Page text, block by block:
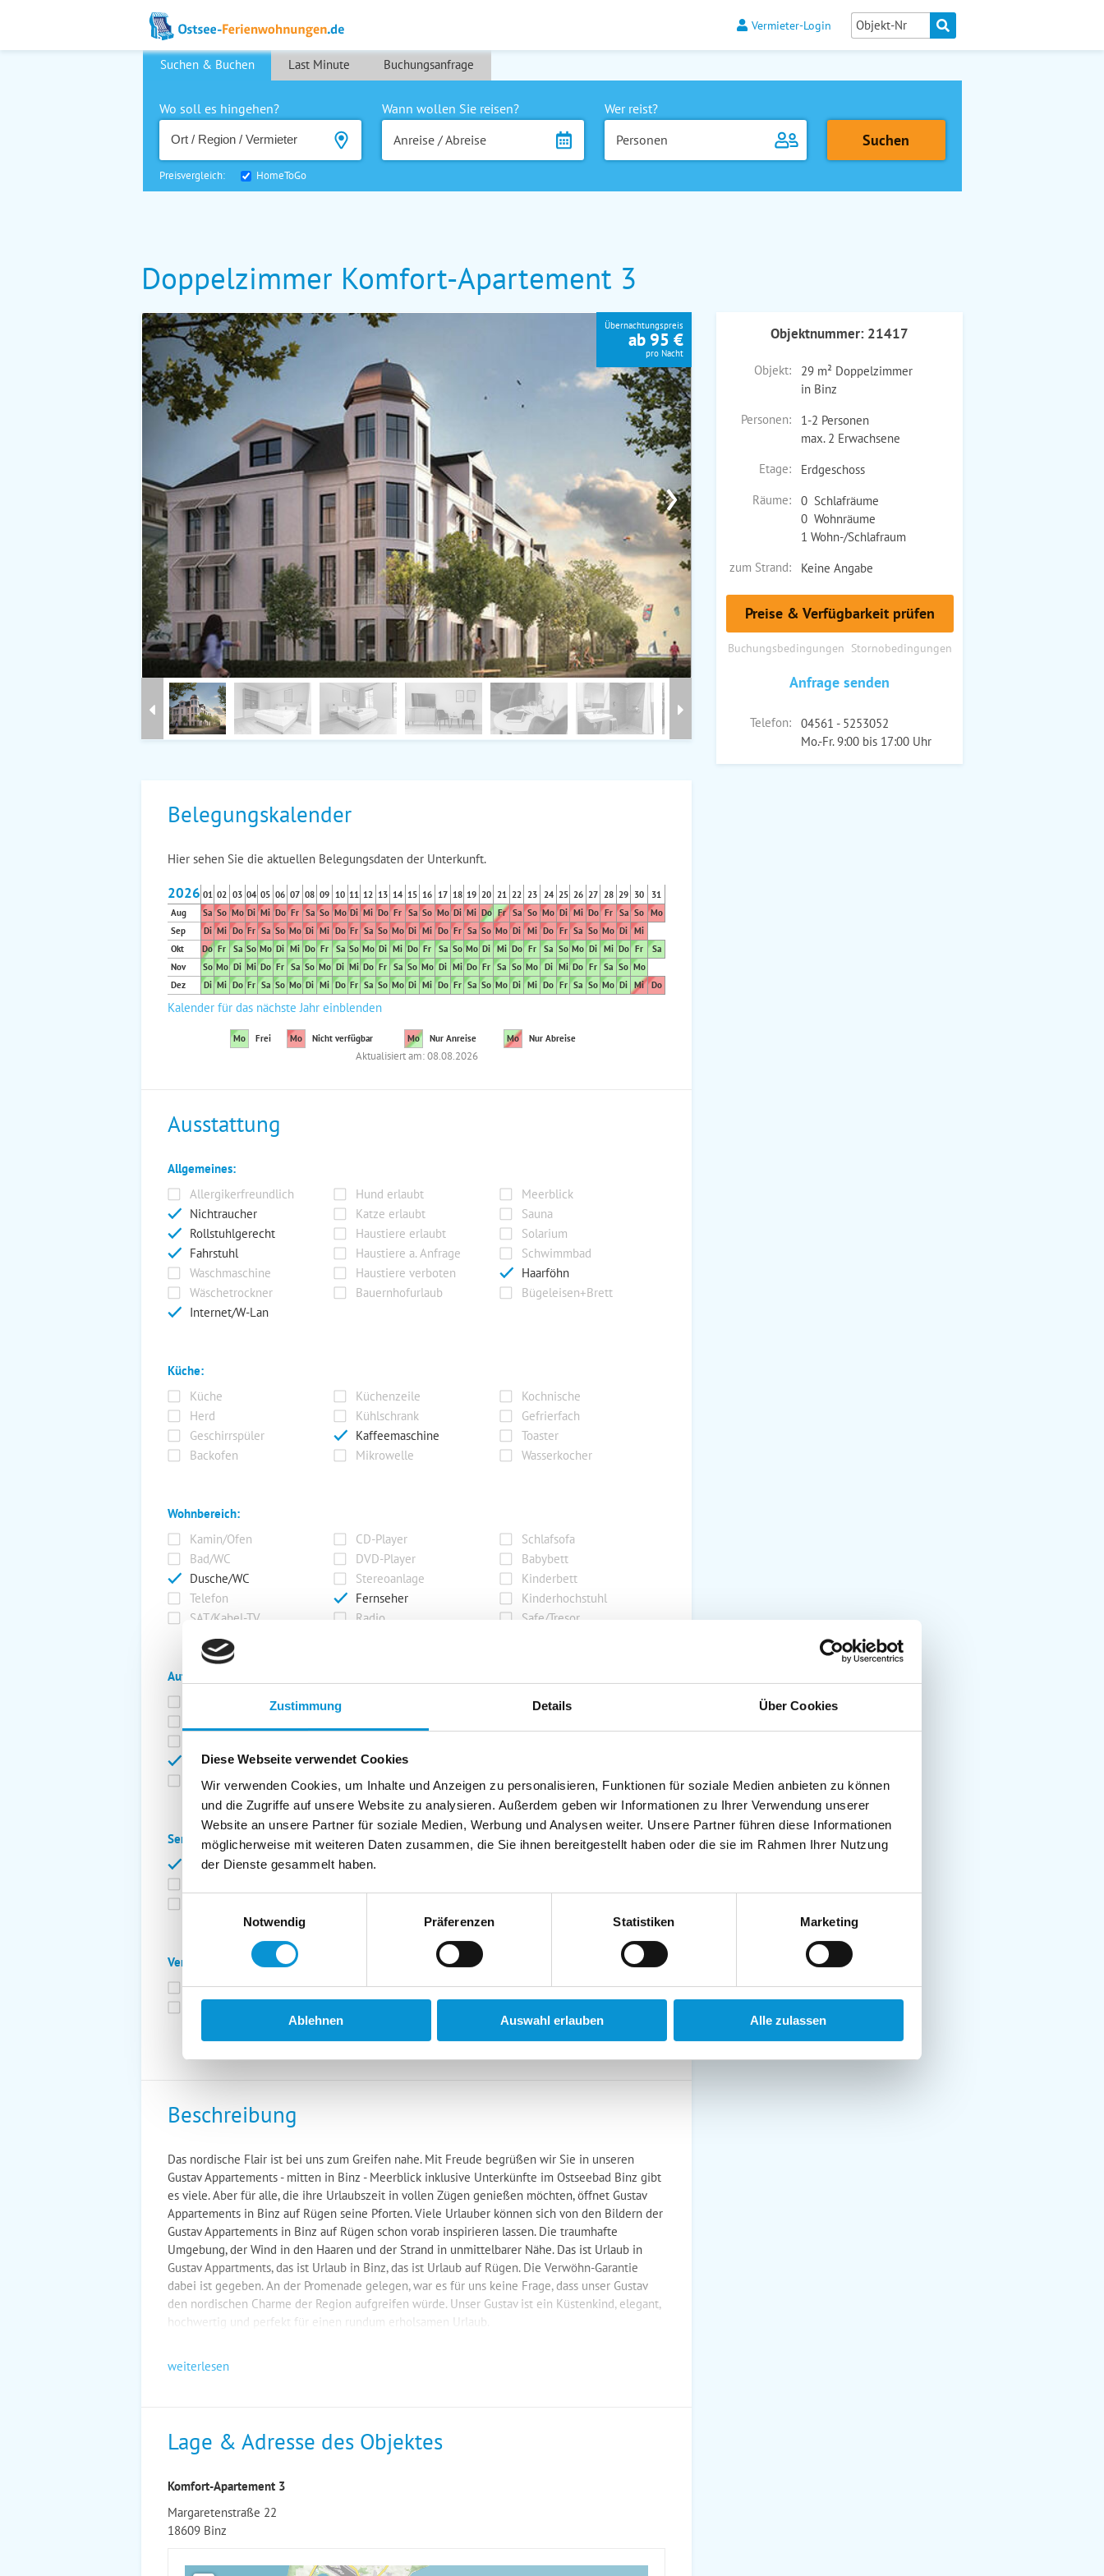
Zustimmung Details Über Cookies
Diese Webseite verwendet Cookies
Wir verwenden Cookies, um Inhalte und Anzeigen zu personalisieren, Funktionen für soziale Medien anbieten zu können
und die Zugriffe auf unsere Website zu analysieren. Außerdem geben wir Informationen zu Ihrer Verwendung unserer
Website an unsere Partner für soziale Medien, Werbung und Analysen weiter. Unsere Partner führen diese Informationen
möglicherweise mit weiteren Daten zusammen, die Sie ihnen bereitgestellt haben oder die sie im Rahmen Ihrer Nutzung
der Dienste gesammelt haben.
Notwendig
Präferenzen Statistiken Marketing
Ablehnen Auswahl erlauben Alle zulassen
Vermieter-Login
Suchen & Buchen Last Minute Buchungsanfrage
Wo soll es hingehen?
Wann wollen Sie reisen?
Anreise / Abreise
Wer reist?
Personen
Preisvergleich: HomeToGo
Doppelzimmer Komfort-Apartement 3
›
Übernachtungspreis
ab 95 €
pro Nacht
Objektnummer: 21417
Objekt:
29 m² Doppelzimmer
in Binz
Personen:
1-2 Personen
max. 2 Erwachsene
Etage:
Erdgeschoss
Räume:
0 Schlafräume
0 Wohnräume
1 Wohn-/Schlafraum
zum Strand:
Keine Angabe
Preise & Verfügbarkeit prüfen
Buchungsbedingungen Stornobedingungen
Anfrage senden
Telefon:
04561 - 5253052
Mo.-Fr. 9:00 bis 17:00 Uhr
Belegungskalender
Hier sehen Sie die aktuellen Belegungsdaten der Unterkunft.
2026 01 02 03 04 05 06 07 08 09 10 11 12 13 14 15 16 17 18 19 20 21 22 23 24 25 26 27 28 29 30
31
Aug
Sa So Mo Di Mi Do Fr Sa So Mo Di Mi Do Fr Sa So Mo Di Mi Do Fr Sa So Mo Di Mi Do Fr Sa So Mo
Sep
Di Mi Do Fr Sa So Mo Di Mi Do Fr Sa So Mo Di Mi Do Fr Sa So Mo Di Mi Do Fr Sa So Mo Di Mi
Okt
Do Fr Sa So Mo Di Mi Do Fr Sa So Mo Di Mi Do Fr Sa So Mo Di Mi Do Fr Sa So Mo Di Mi Do Fr
Sa
Nov
So Mo Di Mi Do Fr Sa So Mo Di Mi Do Fr Sa So Mo Di Mi Do Fr Sa So Mo Di Mi Do Fr Sa So Mo
Dez
Di Mi Do Fr Sa So Mo Di Mi Do Fr Sa So Mo Di Mi Do Fr Sa So Mo Di Mi Do Fr Sa So Mo Di Mi Do
Kalender für das nächste Jahr einblenden
Mo Frei Mo Nicht verfügbar Mo Nur Anreise Mo Nur Abreise
Aktualisiert am: 08.08.2026
Ausstattung
Allgemeines:
Allergikerfreundlich
Hund erlaubt
Meerblick
Nichtraucher
Katze erlaubt
Sauna
Rollstuhlgerecht
Haustiere erlaubt
Solarium
Fahrstuhl
Haustiere a. Anfrage
Schwimmbad
Waschmaschine
Haustiere verboten
Haarföhn
Wäschetrockner
Bauernhofurlaub
Bügeleisen+Brett
Internet/W-Lan
Küche:
Küche
Küchenzeile
Kochnische
Herd
Kühlschrank
Gefrierfach
Geschirrspüler
Kaffeemaschine
Toaster
Backofen
Mikrowelle Wasserkocher
Wohnbereich:
Kamin/Ofen
CD-Player
Schlafsofa
Bad/WC
DVD-Player
Babybett
Dusche/WC
Stereoanlage
Kinderbett
Telefon
Fernseher
Kinderhochstuhl
SAT/Kabel-TV
Radio Safe/Tresor
Außenanlage:
Garten/Liegewiese
Grill
Terrasse
Kinderspielplatz
Balkon
Abstellraum
Service:
Bettwäsche inkl.
Geschirrtücher inkl.
Verpflegung:
Brötchenservice
Frühstück möglich
Halbpension möglich
Vollpension möglich
Beschreibung
Das nordische Flair ist bei uns zum Greifen nahe. Mit Freude begrüßen wir Sie in unseren
Gustav Appartements - mitten in Binz - Meerblick inklusive Unterkünfte im Ostseebad Binz gibt
es viele. Aber für alle, die ihre Urlaubszeit in vollen Zügen genießen möchten, öffnet Gustav
Appartements in Binz auf Rügen seine Pforten. Viele Urlauber können sich von den Bildern der
Gustav Appartements in Binz auf Rügen schon vorab inspirieren lassen. Die traumhafte
Umgebung, der Wind in den Haaren und der Strand in unmittelbarer Nähe. Das ist Urlaub in
Gustav Appartments, das ist Urlaub in Binz, das ist Urlaub auf Rügen. Die Verwöhn-Garantie
dabei ist gegeben. An der Promenade gelegen, war es für uns keine Frage, dass unser Gustav
den nordischen Charme der Region aufgreifen würde. Unser Gustav ist ein Küstenkind, elegant,
hochwertig und perfekt für einen rundum erholsamen Urlaub.
weiterlesen
Lage & Adresse des Objektes
Komfort-Apartement 3
Margaretenstraße 22
18609 Binz